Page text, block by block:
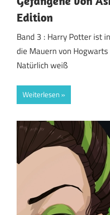
Edition
Band 3 : Harry Potter ist
die Mauern von
Natürlich weiß
Weiterlesen